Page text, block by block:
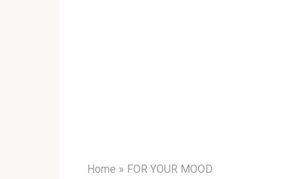
Home » FOR YOUR MOOD